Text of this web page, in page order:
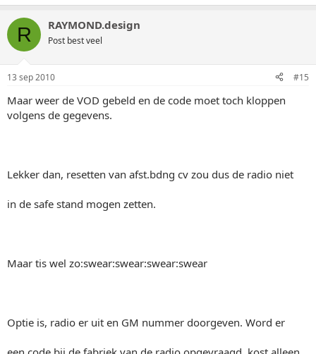
R RAYMOND.design
Post best veel
13 sep 2010 #15
Maar weer de VOD gebeld en de code moet toch kloppen
volgens de gegevens.
Lekker dan, resetten van afst.bdng cv zou dus de radio niet
in de safe stand mogen zetten.
Maar tis wel zo:swear:swear:swear:swear
Optie is, radio er uit en GM nummer doorgeven. Word er